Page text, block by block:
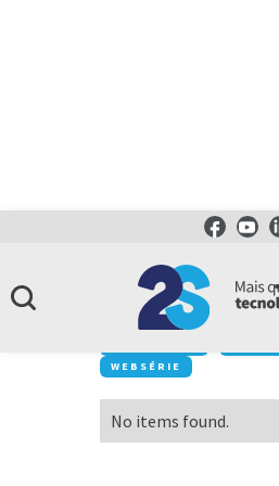
TEDs
Conteúdos:
DESTAQUE
WEBSÉRIE
No items found.